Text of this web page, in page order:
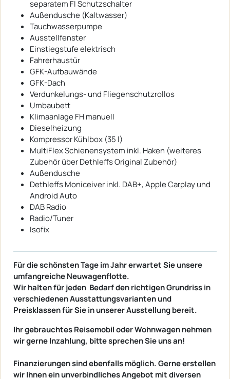
separatem FI Schutzschalter
Außendusche (Kaltwasser)
Tauchwasserpumpe
Ausstellfenster
Einstiegstufe elektrisch
Fahrerhaustür
GFK-Aufbauwände
GFK-Dach
Verdunkelungs- und Fliegenschutzrollos
Umbaubett
Klimaanlage FH manuell
Dieselheizung
Kompressor Kühlbox (35 l)
MultiFlex Schienensystem inkl. Haken (weiteres
Zubehör über Dethleffs Original Zubehör)
Außendusche
Dethleffs Moniceiver inkl. DAB+, Apple Carplay und
Android Auto
DAB Radio
Radio/Tuner
Isofix
Für die schönsten Tage im Jahr erwartet Sie unsere
umfangreiche Neuwagenflotte.
Wir halten für jeden Bedarf den richtigen Grundriss in
verschiedenen Ausstattungsvarianten und
Preisklassen für Sie in unserer Ausstellung bereit.
Ihr gebrauchtes Reisemobil oder Wohnwagen nehmen
wir gerne Inzahlung, bitte sprechen Sie uns an!
Finanzierungen sind ebenfalls möglich. Gerne erstellen
wir Ihnen ein unverbindliches Angebot mit diversen